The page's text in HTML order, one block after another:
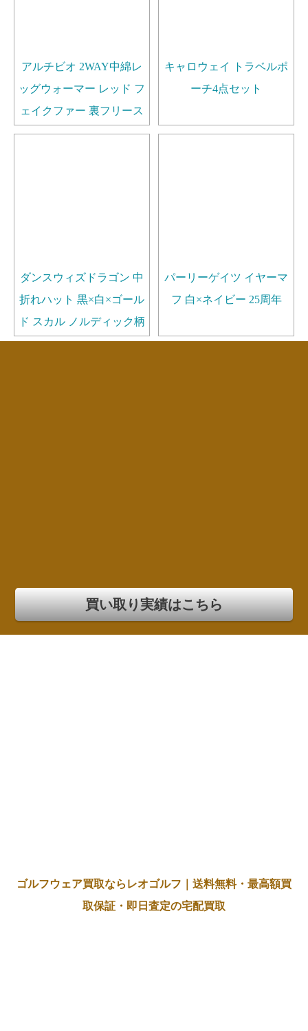
アルチビオ 2WAY中綿レ
ッグウォーマー レッド フ
ェイクファー 裏フリース
キャロウェイ トラベルポ
ーチ4点セット
ダンスウィズドラゴン 中
折れハット 黒×白×ゴール
ド スカル ノルディック柄
パーリーゲイツ イヤーマ
フ 白×ネイビー 25周年
買い取り実績はこちら
ゴルフウェア買取ならレオゴルフ｜送料無料・最高額買
取保証・即日査定の宅配買取